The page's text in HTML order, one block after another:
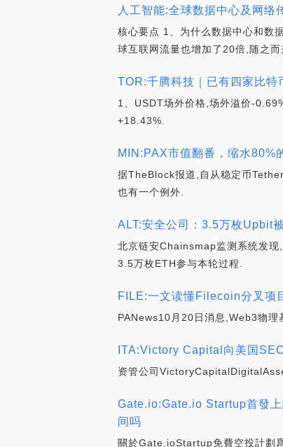
人工智能:全球数据中心及网络
核心要点 1、为什么数据中心和数
球互联网流量也增加了20倍,随之而
TOR:千腾科技｜已有四家比
1、USDT场外价格,场外溢价-
+18.43%.
MIN:PAX市值翻番，缩水
据TheBlock报道,自从稳定币
也有一个例外.
ALT:安全公司：3.5万枚Upbit
北京链安Chainsmap监测系统发
3.5万枚ETH参与本轮过程.
FILE:一文读懂Filecoin分叉项
PANews10月20日消息,Web3物
ITA:Victory Capital向美国
资管公司
Gate.io:Gate.io Startup首發
间吗
關於Gate.ioStartup免費空投計劃